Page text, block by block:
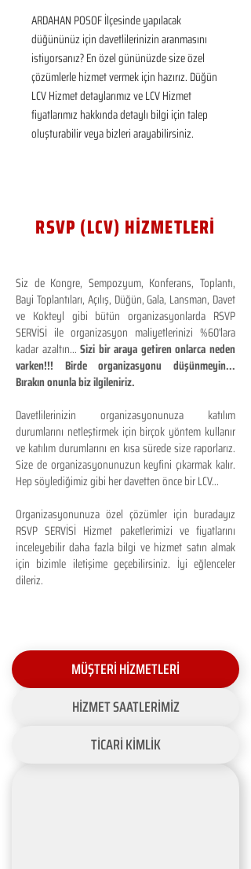
ARDAHAN POSOF İlçesinde yapılacak
düğününüz için davetlilerinizin aranmasını
istiyorsanız? En özel gününüzde size özel
çözümlerle hizmet vermek için hazırız. Düğün
LCV Hizmet detaylarımız ve LCV Hizmet
fiyatlarımız hakkında detaylı bilgi için talep
oluşturabilir veya bizleri arayabilirsiniz.
RSVP (LCV) HİZMETLERİ
Siz de Kongre, Sempozyum, Konferans, Toplantı,
Bayi Toplantıları, Açılış, Düğün, Gala, Lansman, Davet
ve Kokteyl gibi bütün organizasyonlarda RSVP
SERVİSİ ile organizasyon maliyetlerinizi %60'lara
kadar azaltın...Sizi bir araya getiren onlarca neden
varken!!! Birde organizasyonu düşünmeyin...
Bırakın onunla biz ilgileniriz.
Davetlilerinizin organizasyonunuza katılım
durumlarını netleştirmek için birçok yöntem kullanır
ve katılım durumlarını en kısa sürede size raporlarız.
Size de organizasyonunuzun keyfini çıkarmak kalır.
Hep söylediğimiz gibi her davetten önce bir LCV...
Organizasyonunuza özel çözümler için buradayız
RSVP SERVİSİ Hizmet paketlerimizi ve fiyatlarını
inceleyebilir daha fazla bilgi ve hizmet satın almak
için bizimle iletişime geçebilirsiniz. İyi eğlenceler
dileriz.
MÜŞTERİ HİZMETLERİ
HİZMET SAATLERİMİZ
TİCARİ KİMLİK